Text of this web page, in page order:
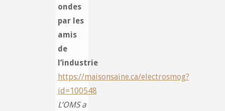
ondes
par les
amis
de
l’industrie
https://maisonsaine.ca/electrosmog?
id=100548
L’OMS a